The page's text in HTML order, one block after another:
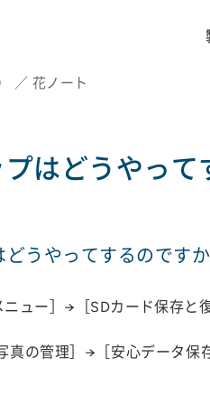
／ 花ノート
はどうやって
うやってするのです
ュー］→［SDカード保存と
真の管理］→［安心データ